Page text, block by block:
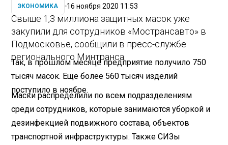
ЭКОНОМИКА 16 ноября 2020 11:53
Свыше 1,3 миллиона защитных масок уже
закупили для сотрудников «Мострансавто» в
Подмосковье, сообщили в пресс-службе
регионального Минтранса.
Так, в прошлом месяце предприятие получило 750
тысяч масок. Еще более 560 тысяч изделий
поступило в ноябре.
Маски распределили по всем подразделениям
среди сотрудников, которые занимаются уборкой и
дезинфекцией подвижного состава, объектов
транспортной инфраструктуры. Также СИЗы